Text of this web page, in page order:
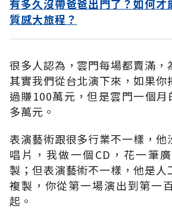
有多久沒帶爸爸出門了？如何才
質感大旅程？
很多人認為，雲門每場都賣滿，
其實我們從台北演下來，如果你
過賺100萬元，但是雲門一個
多萬元。
表演藝術跟很多行業不一樣，他
唱片，我做一個CD，花一筆
製；但表演藝術不一樣，他是人
複製，你從第一場演出到第一
起。